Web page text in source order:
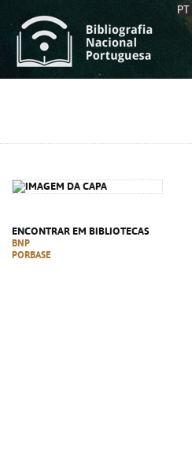
PT
ENCONTRAR EM BIBLIOTECAS
BNP
PORBASE